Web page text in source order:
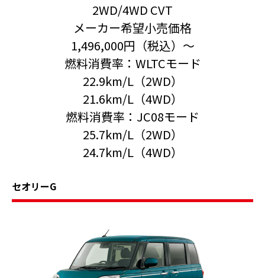
2WD/4WD CVT
メーカー希望小売価格
1,496,000円（税込）〜
燃料消費率：WLTCモード
22.9km/L（2WD）
21.6km/L（4WD）
燃料消費率：JC08モード
25.7km/L（2WD）
24.7km/L（4WD）
セオリーG